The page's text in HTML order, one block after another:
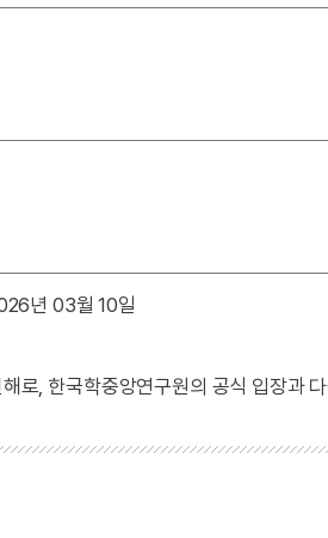
년 03월 10일
로, 한국학중앙연구원의 공식 입장과